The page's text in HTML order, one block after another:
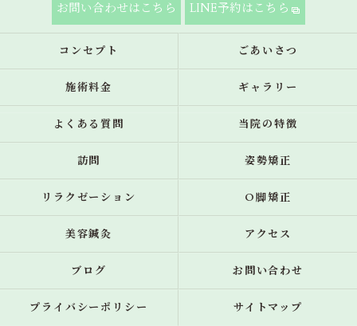
お問い合わせはこちら LINE予約はこちら
コンセプト ごあいさつ
施術料金 ギャラリー
よくある質問 当院の特徴
訪問 姿勢矯正
リラクゼーション O脚矯正
美容鍼灸 アクセス
ブログ お問い合わせ
プライバシーポリシー サイトマップ